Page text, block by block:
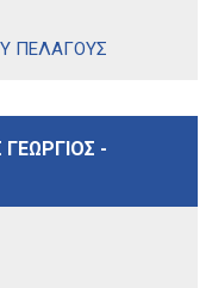
ΠΕΛΑΓΟΥΣ
ΓΕΩΡΓΙΟΣ -